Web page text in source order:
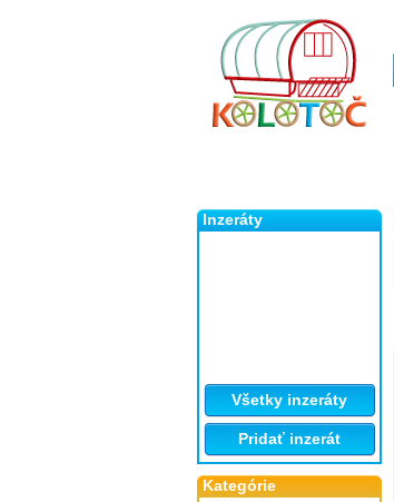
Inzeráty
Všetky inzeráty
Pridať inzerát
Kategórie